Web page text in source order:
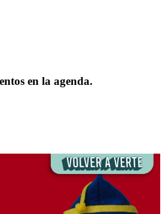
en la agenda.